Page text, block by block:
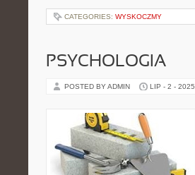
CATEGORIES: WYSKOCZMY
PSYCHOLOGIA
POSTED BY ADMIN LIP - 2 - 2025